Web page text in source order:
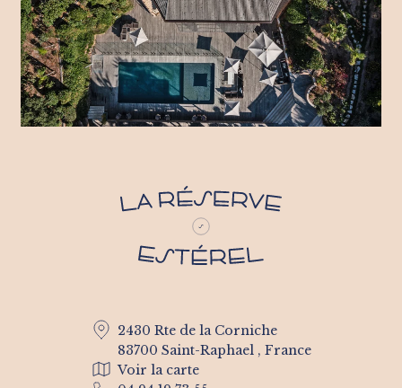
2430 Rte de la Corniche
83700 Saint-Raphael , France
Voir la carte